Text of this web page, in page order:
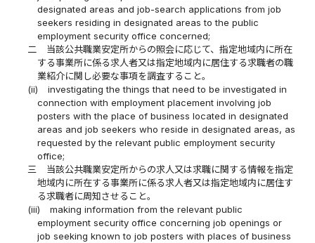
designated areas and job-search applications from job
seekers residing in designated areas to the public
employment security office concerned;
二
当該公共職業安定所からの照会に応じて、指定地域内に所在
する事業所に係る求人者又は指定地域内に居住する求職者の職
業紹介に関し必要な事項を調査すること。
(ii)
investigating the things that need to be investigated in
connection with employment placement involving job
posters with the place of business located in designated
areas and job seekers who reside in designated areas, as
requested by the relevant public employment security
office;
三
当該公共職業安定所からの求人又は求職に関する情報を指定
地域内に所在する事業所に係る求人者又は指定地域内に居住す
る求職者に周知させること。
(iii)
making information from the relevant public
employment security office concerning job openings or
job seeking known to job posters with places of business